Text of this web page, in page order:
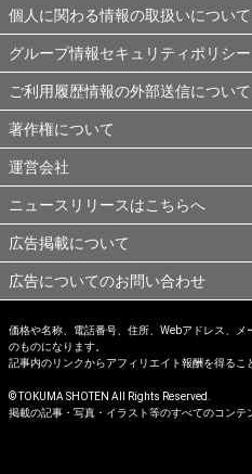
個人に関わる情報の取扱いについて
グループ情報セキュリティポリシー
ご利用履歴情報の外部送信について
著作権について
運営会社
ニュースリリースはこちらへ
広告掲載について
広告についてのお問い合わせ
価格や名称、電話番号、住所、Webアドレス、
のものになります。
記事内のリンクからアフィリエイト報酬を得るこ
© TOKUMA SHOTEN All Rights Reserved.
掲載の記事・写真・イラスト等のすべてのコンテ